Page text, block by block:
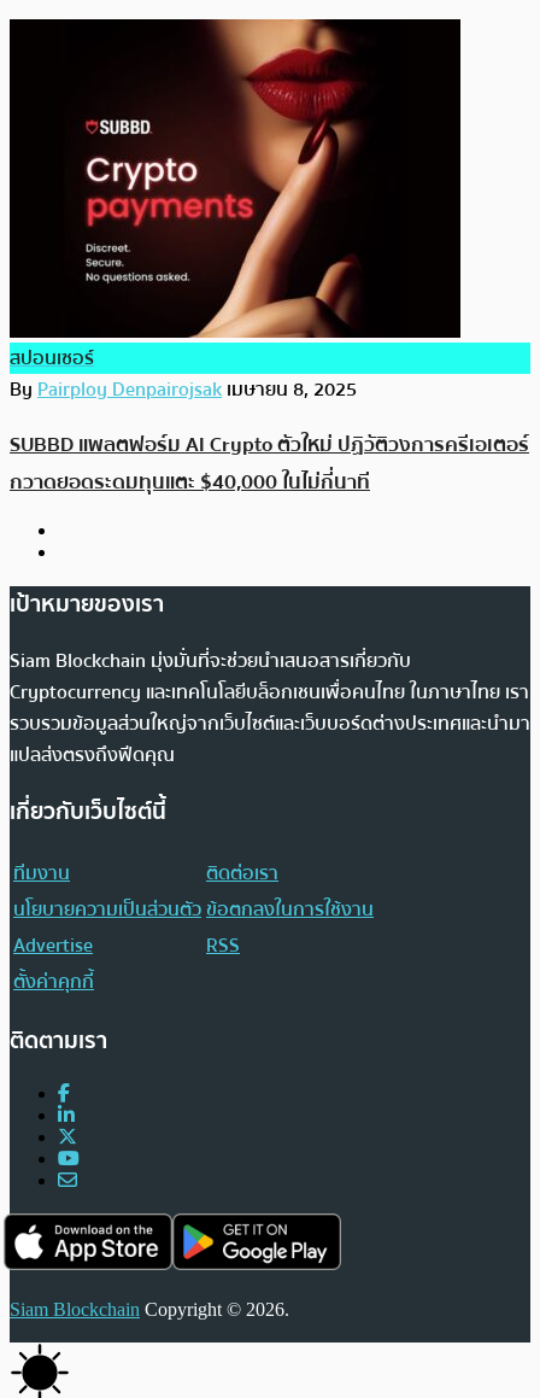
สปอนเซอร์
ByPairploy Denpairojsakเมษายน 8, 2025
SUBBD แพลตฟอร์ม AI Crypto ตัวใหม่ ปฏิวัติวงการครีเอเตอร์
กวาดยอดระดมทุนแตะ $40,000 ในไม่กี่นาที
เป้าหมายของเรา
Siam Blockchain มุ่งมั่นที่จะช่วยนำเสนอสารเกี่ยวกับ
Cryptocurrency และเทคโนโลยีบล็อกเชนเพื่อคนไทย ในภาษาไทย เรา
รวบรวมข้อมูลส่วนใหญ่จากเว็บไซต์และเว็บบอร์ดต่างประเทศและนำมา
แปลส่งตรงถึงฟีดคุณ
เกี่ยวกับเว็บไซต์นี้
ทีมงาน
ติดต่อเรา
นโยบายความเป็นส่วนตัวข้อตกลงในการใช้งาน
Advertise
RSS
ตั้งค่าคุกกี้
ติดตามเรา
Siam Blockchain Copyright © 2026.